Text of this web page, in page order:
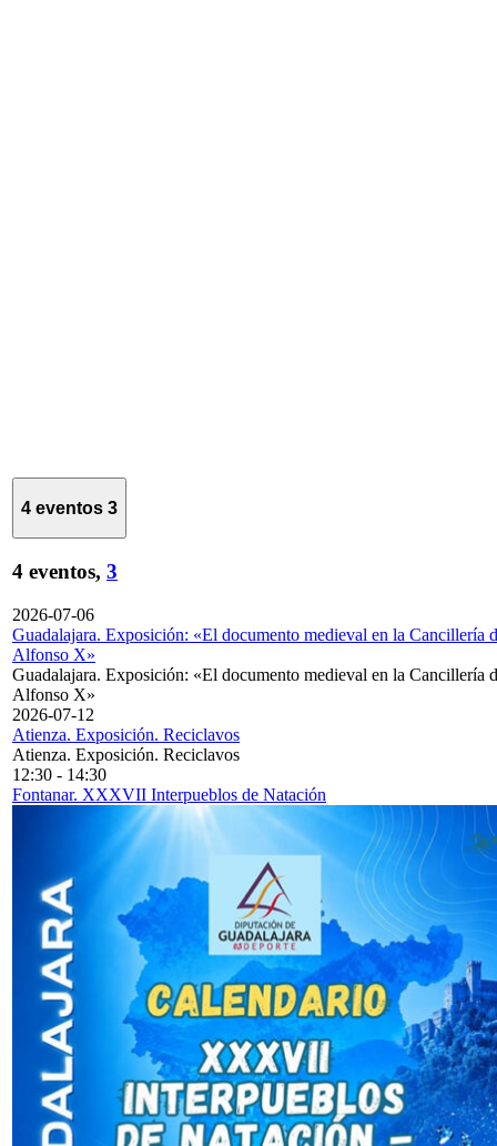
4 eventos 3
4 eventos, 3
2026-07-06
Guadalajara. Exposición: «El documento medieval en la Cancillería
Alfonso X»
Guadalajara. Exposición: «El documento medieval en la Cancillería
Alfonso X»
2026-07-12
Atienza. Exposición. Reciclavos
Atienza. Exposición. Reciclavos
12:30 - 14:30
Fontanar. XXXVII Interpueblos de Natación